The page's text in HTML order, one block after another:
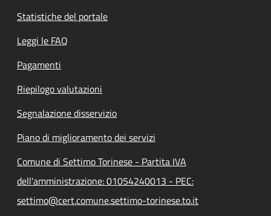
Statistiche del portale
Leggi le FAQ
Pagamenti
Riepilogo valutazioni
Segnalazione disservizio
Piano di miglioramento dei servizi
Comune di Settimo Torinese - Partita IVA
dell'amministrazione: 01054240013 - PEC:
settimo@cert.comune.settimo-torinese.to.it